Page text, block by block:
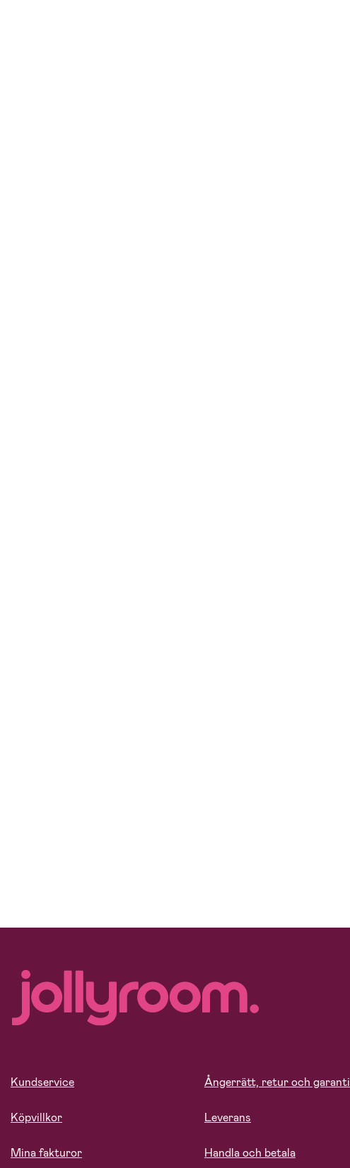
Kundservice
Köpvillkor
Mina fakturor
Ångerrätt, retur och garanti
Leverans
Handla och betala